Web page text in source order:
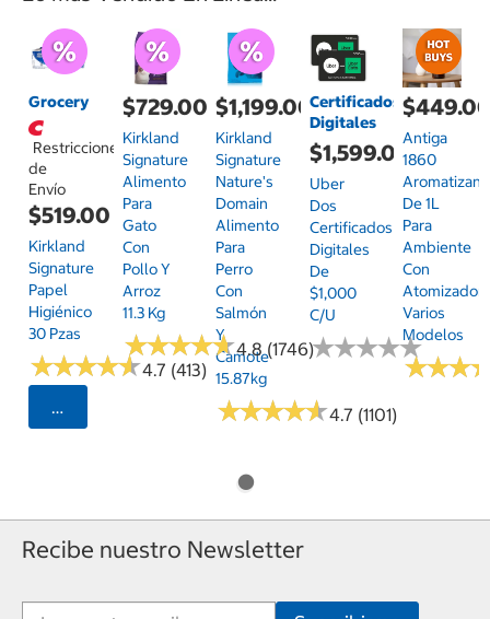
Grocery
Restricciones
de
Envío
$519.00
Kirkland
Signature
Papel
Higiénico
30 Pzas
★★★★★
★★★★★4.7 (413)
Seleccionar Código Postal
$729.00
Kirkland
Signature
Alimento
Para
Gato
Con
Pollo Y
Arroz
11.3 Kg
★★★★★
★★★★★4.8 (1746)
$1,199.00
Kirkland
Signature
Nature's
Domain
Alimento
Para
Perro
Con
Salmón
Y
Camote
15.87kg
★★★★★
★★★★★4.7 (1101)
Certificados
Digitales
$1,599.00
Uber
Dos
Certificados
Digitales
De
$1,000
C/u
★★★★★
★★★★★
Antiga
1860
De 1L
Para
Ambiente
Con
Atomizador,
Varios
Modelos
★★★
★★★
Recibe nuestro Newsletter